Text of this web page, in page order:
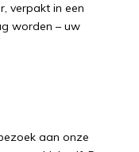
verpakt in een
worden – uw
aan onze